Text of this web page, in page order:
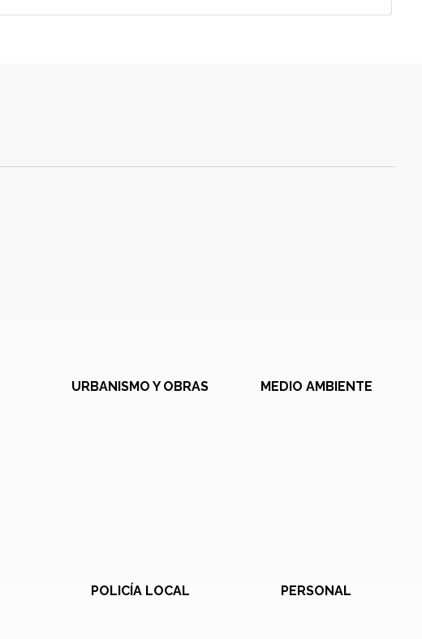
URBANISMO Y OBRAS MEDIO AMBIENTE
POLICÍA LOCAL PERSONAL